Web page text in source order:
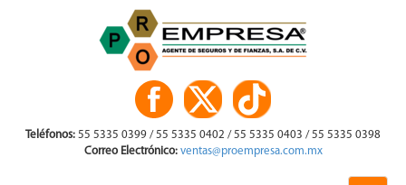
Teléfonos: 55 5335 0399 / 55 5335 0402 / 55 5335 0403 / 55 5335 0398
Correo Electrónico:ventas@proempresa.com.mx